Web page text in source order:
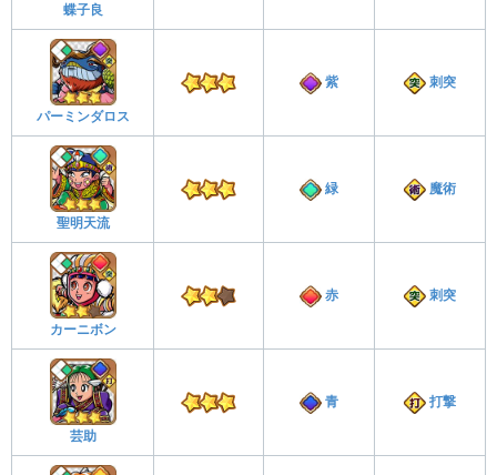
蝶子良
パーミンダロス
紫 刺突
聖明天流
緑 魔術
カーニボン
赤 刺突
芸助
青 打撃